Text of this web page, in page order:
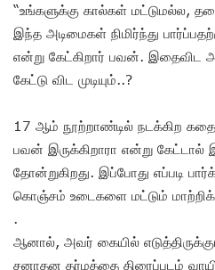
“உங்களுக்கு கால்கள் மட்டுமல்ல,
இந்த அடிமைகள் நிமிர்ந்து
என்று கேட்கிறார் பவன்.
கேட்டு விட முடியும்..?
17 ஆம் நூற்றாண்டில் நடக்கிற
பவன் இருக்கிறாரா என்று
தோன்றுகிறது. இப்போது எப்படி
கொஞ்சம் உடைகளை மட்டும்
.
ஆனால், அவர் கையில்
சனாதன தர்மத்தை திரைப்படம்